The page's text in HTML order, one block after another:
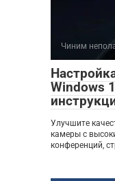
Чиним
Windows
Улучшите
камеры с
конференций,